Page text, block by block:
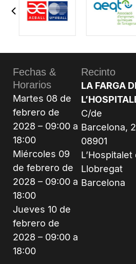
Fechas &
Horarios
Martes 08 de
febrero de
2028 – 09:00 a
18:00
Miércoles 09
de febrero de
2028 – 09:00 a
18:00
Jueves 10 de
febrero de
2028 – 09:00 a
18:00
Recinto
LA FARGA
C/de
Barcelona, 2
08901
L’Hospitalet
Llobregat
Barcelona